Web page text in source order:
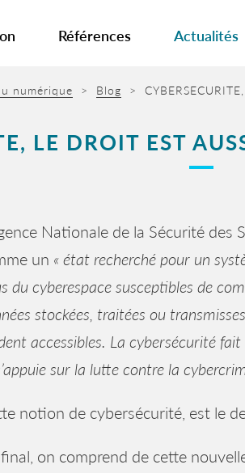
Références Actualités
numérique > Blog >
LE DROIT EST
Nationale de la Sécurité des
un « état recherché pour un
du cyberespace susceptibles de
stockées, traitées ou
accessibles. La cybersécurité
sur la lutte contre la
notion de cybersécurité, est le
on comprend de cette